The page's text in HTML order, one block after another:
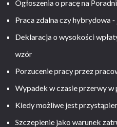
Ogłoszenia o pracę na
Praca zdalna czy hybrydowa
Deklaracja o wysokości
wzór
Porzucenie pracy przez
Wypadek w czasie przerwy
Kiedy możliwe jest
Szczepienie jako warunek